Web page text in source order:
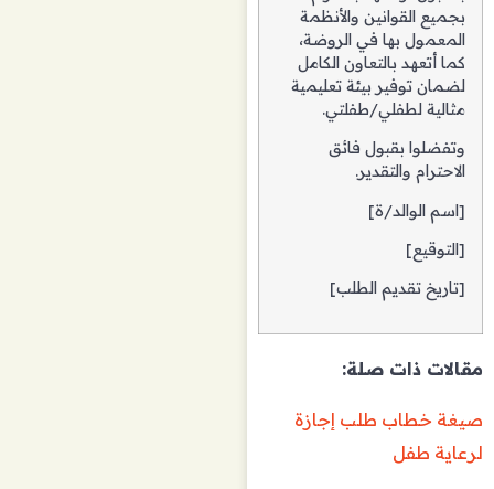
بجميع القوانين والأنظمة
المعمول بها في الروضة،
كما أتعهد بالتعاون الكامل
لضمان توفير بيئة تعليمية
مثالية لطفلي/طفلتي.
وتفضلوا بقبول فائق
الاحترام والتقدير.
[اسم الوالد/ة]
[التوقيع]
[تاريخ تقديم الطلب]
مقالات ذات صلة:
صيغة خطاب طلب إجازة
لرعاية طفل